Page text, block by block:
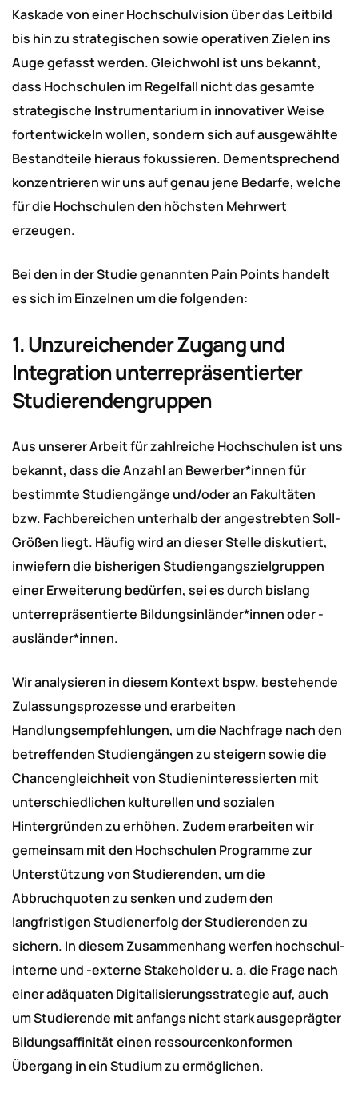
Kaskade von einer Hochschulvision über das Leitbild
bis hin zu strategischen sowie operativen Zielen ins
Auge gefasst werden. Gleichwohl ist uns bekannt,
dass Hochschulen im Regelfall nicht das gesamte
strategische Instrumentarium in innovativer Weise
fortentwickeln wollen, sondern sich auf ausgewählte
Bestandteile hieraus fokussieren. Dementsprechend
konzentrieren wir uns auf genau jene Bedarfe, welche
für die Hochschulen den höchsten Mehrwert
erzeugen.
Bei den in der Studie genannten Pain Points handelt
es sich im Einzelnen um die folgenden:
1. Unzureichender Zugang und
Integration unterrepräsentierter
Studierendengruppen
Aus unserer Arbeit für zahlreiche Hochschulen ist uns
bekannt, dass die Anzahl an Bewerber*innen für
bestimmte Studiengänge und/oder an Fakultäten
bzw. Fachbereichen unterhalb der angestrebten Soll-
Größen liegt. Häufig wird an dieser Stelle diskutiert,
inwiefern die bisherigen Studiengangszielgruppen
einer Erweiterung bedürfen, sei es durch bislang
unterrepräsentierte Bildungsinländer*innen oder -
ausländer*innen.
Wir analysieren in diesem Kontext bspw. bestehende
Zulassungsprozesse und erarbeiten
Handlungsempfehlungen, um die Nachfrage nach den
betreffenden Studiengängen zu steigern sowie die
Chancengleichheit von Studieninteressierten mit
unterschiedlichen kulturellen und sozialen
Hintergründen zu erhöhen. Zudem erarbeiten wir
gemeinsam mit den Hochschulen Programme zur
Unterstützung von Studierenden, um die
Abbruchquoten zu senken und zudem den
langfristigen Studienerfolg der Studierenden zu
sichern. In diesem Zusammenhang werfen hochschul-
interne und -externe Stakeholder u. a. die Frage nach
einer adäquaten Digitalisierungsstrategie auf, auch
um Studierende mit anfangs nicht stark ausgeprägter
Bildungsaffinität einen ressourcenkonformen
Übergang in ein Studium zu ermöglichen.